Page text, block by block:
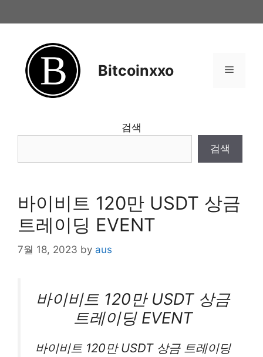
to
Bitcoinxxo Menu
검색
검색
바이비트 120만 USDT 상금
트레이딩 EVENT
7월 18, 2023 by aus
바이비트 120만 USDT 상금
트레이딩 EVENT
바이비트 120만 USDT 상금 트레이딩